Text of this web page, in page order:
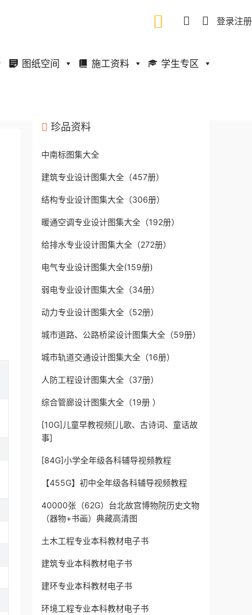
登录注册
图纸空间 施工资料 学生专区
珍品资料
中南标图集大全
建筑专业设计图集大全（457册）
结构专业设计图集大全（306册）
暖通空调专业设计图集大全（192册）
给排水专业设计图集大全（272册）
电气专业设计图集大全(159册)
弱电专业设计图集大全（34册）
动力专业设计图集大全（52册）
城市道路、公路桥梁设计图集大全（59册）
城市轨道交通设计图集大全（16册）
人防工程设计图集大全（37册）
综合管廊设计图集大全（19册 ）
[10G]儿童早教视频[儿歌、古诗词、童话故
事]
[84G]小学全年级各科辅导视频教程
【455G】初中全年级各科辅导视频教程
40000张（62G）台北故宫博物院历史文物
（器物+书画）典藏高清图
土木工程专业本科教材电子书
建筑专业本科教材电子书
建环专业本科教材电子书
环境工程专业本科教材电子书